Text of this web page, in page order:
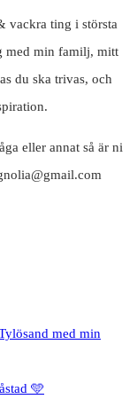
vackra ting i största
med min familj, mitt
du ska trivas, och
eller annat så är ni
med min
🩵